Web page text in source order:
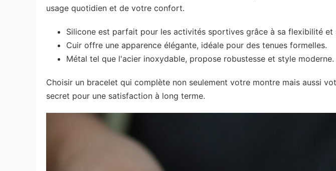
usage quotidien et de votre confort.
Silicone est parfait pour les activités sportives grâce à sa flexibilité et
Cuir offre une apparence élégante, idéale pour des tenues formelles.
Métal tel que l'acier inoxydable, propose robustesse et style moderne.
Choisir un bracelet qui complète non seulement votre montre mais aussi
secret pour une satisfaction à long terme.